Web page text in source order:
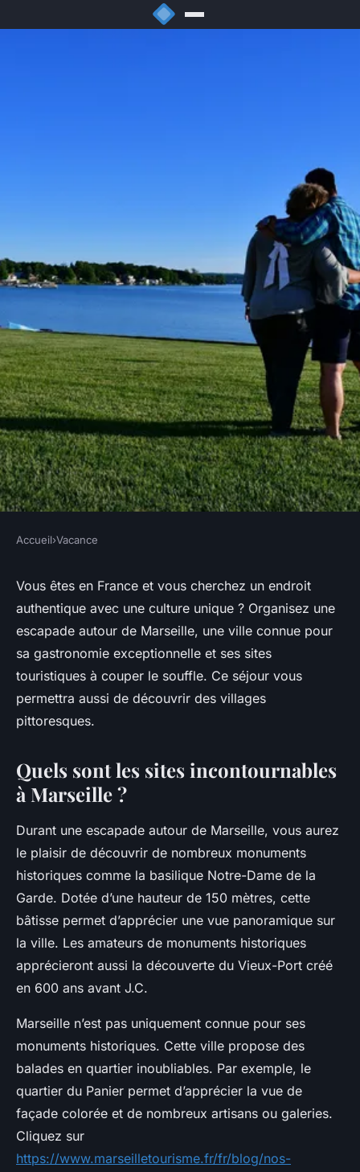
Escapade autour de Marseille :
que pouvez-vous faire ?
admin•29 juillet 2024•2 min de lecture
Accueil›Vacance
Vous êtes en France et vous cherchez un endroit
authentique avec une culture unique ? Organisez une
escapade autour de Marseille, une ville connue pour
sa gastronomie exceptionnelle et ses sites
touristiques à couper le souffle. Ce séjour vous
permettra aussi de découvrir des villages
pittoresques.
Quels sont les sites incontournables
à Marseille ?
Durant une escapade autour de Marseille, vous aurez
le plaisir de découvrir de nombreux monuments
historiques comme la basilique Notre-Dame de la
Garde. Dotée d’une hauteur de 150 mètres, cette
bâtisse permet d’apprécier une vue panoramique sur
la ville. Les amateurs de monuments historiques
apprécieront aussi la découverte du Vieux-Port créé
en 600 ans avant J.C.
Marseille n’est pas uniquement connue pour ses
monuments historiques. Cette ville propose des
balades en quartier inoubliables. Par exemple, le
quartier du Panier permet d’apprécier la vue de
façade colorée et de nombreux artisans ou galeries.
Cliquez sur
https://www.marseilletourisme.fr/fr/blog/nos-